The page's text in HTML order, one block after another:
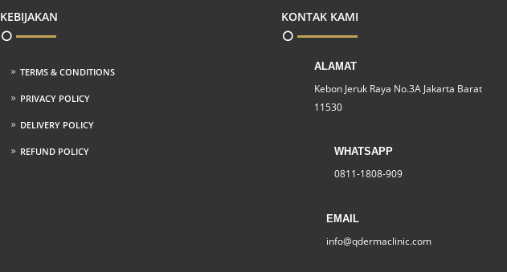
KEBIJAKAN
TERMS & CONDITIONS
PRIVACY POLICY
DELIVERY POLICY
REFUND POLICY
KONTAK KAMI
ALAMAT
Kebon Jeruk Raya No.3A Jakarta Barat
11530
WHATSAPP
0811-1808-909
EMAIL
info@qdermaclinic.com